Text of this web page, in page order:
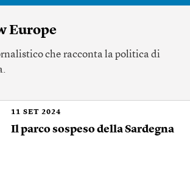
Europe
che racconta la politica di
11 SET 2024
Il parco sospeso della Sardegna